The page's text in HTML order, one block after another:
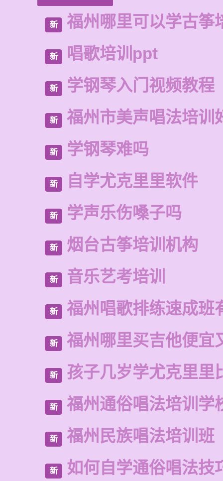
新 福州哪里可以学古筝
新 唱歌培训ppt
新 学钢琴入门视频教程
新 福州市美声唱法培训
新 学钢琴难吗
新 自学尤克里里软件
新 学声乐伤嗓子吗
新 烟台古筝培训机构
新 音乐艺考培训
新 福州唱歌排练速成班
新 福州哪里买吉他便宜
新 孩子几岁学尤克里里
新 福州通俗唱法培训学
新 福州民族唱法培训班
新 如何自学通俗唱法技